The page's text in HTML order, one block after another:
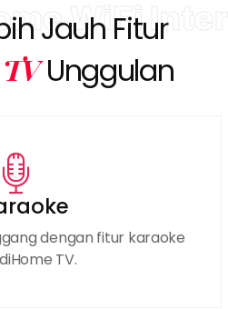
WiFi
Jauh Fitur
Unggulan
dengan fitur karaoke
TV.